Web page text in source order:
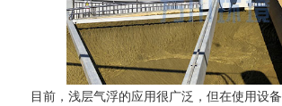
目前，浅层气浮的应用很广泛，但在使用设